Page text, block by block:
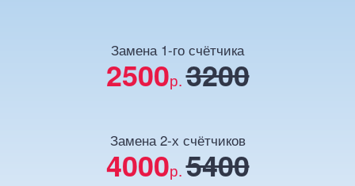
Замена 1-го счётчика
2500р.3200
Замена 2-х счётчиков
4000р. 5400